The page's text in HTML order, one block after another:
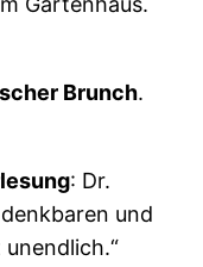
Brunch.
: Dr.
und